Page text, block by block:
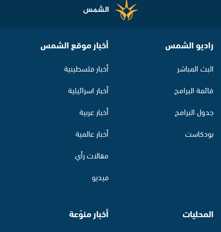
راديو الشمس
البث المباشر
قائمة البرامج
جدول البرامج
بودكاست
أخبار موقع الشمس
أخبار فلسطينية
أخبار اسرائيلية
أخبار عربية
أخبار عالمية
مقالات رأي
فيديو
المحليات أخبار منوّعة